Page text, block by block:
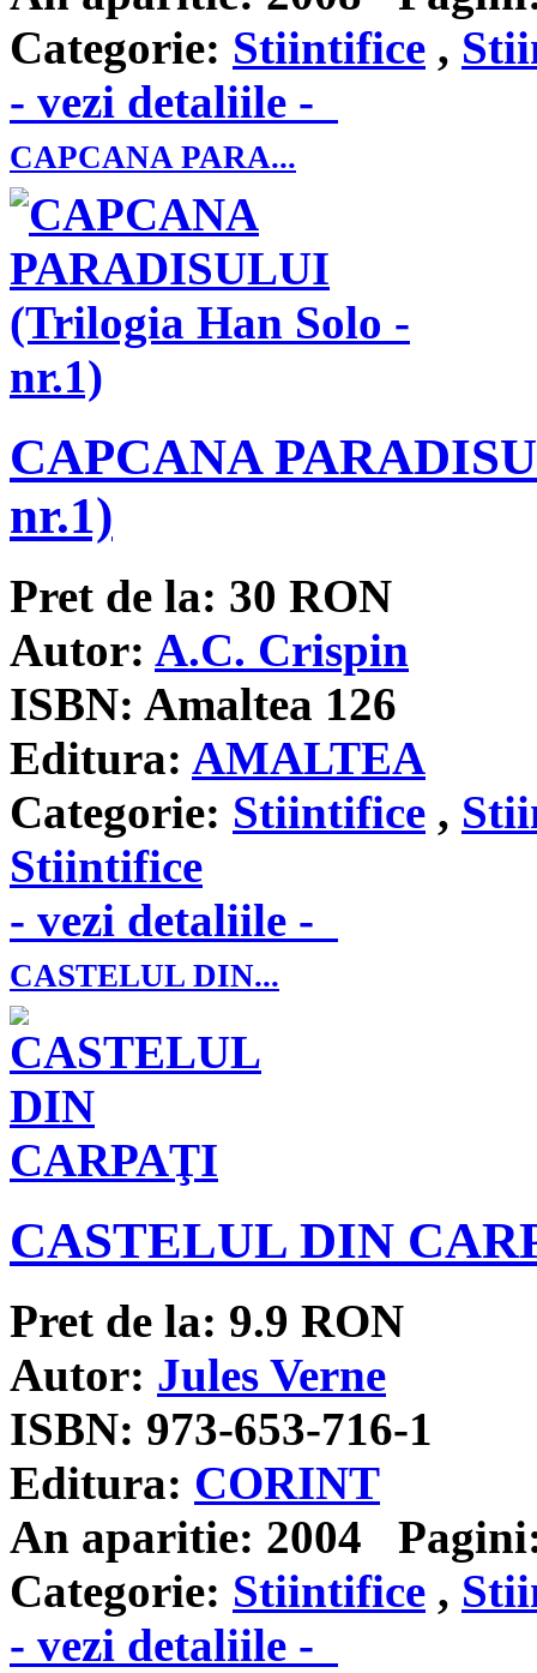
Categorie: Stiintifice ,
- vezi detaliile -
CAPCANA PARA...
CAPCANA
nr.1)
Pret de la: 30 RON
Autor: A.C. Crispin
ISBN: Amaltea 126
Editura: AMALTEA
Categorie: Stiintifice ,
Stiintifice
- vezi detaliile -
CASTELUL DIN...
CASTELUL DIN
Pret de la: 9.9 RON
Autor: Jules Verne
ISBN: 973-653-716-1
Editura: CORINT
An aparitie: 2004
Categorie: Stiintifice ,
- vezi detaliile -